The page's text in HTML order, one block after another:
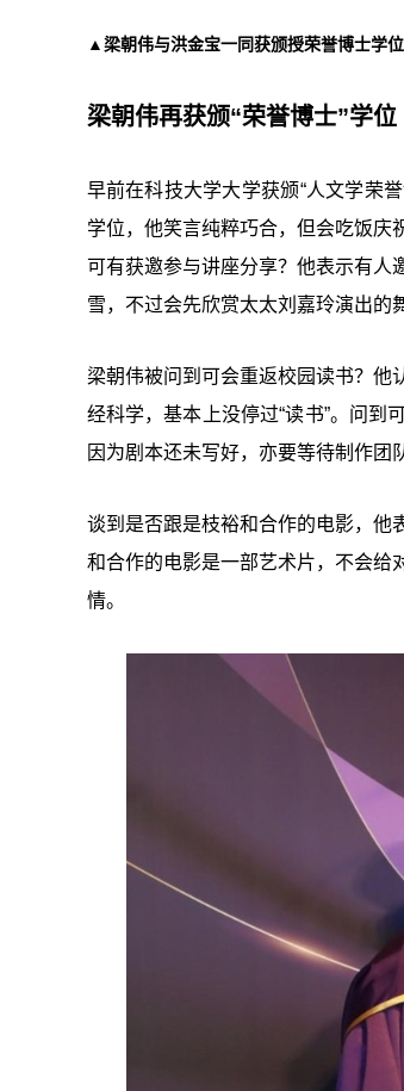
▲梁朝伟与洪金宝一同获颁授荣誉博士学位
梁朝伟再获颁“荣誉博士”学位
早前在科技大学大学获颁“人文学荣
学位，他笑言纯粹巧合，但会吃饭
可有获邀参与讲座分享？他表示有人
雪，不过会先欣赏太太刘嘉玲演出的
梁朝伟被问到可会重返校园读书？
经科学，基本上没停过“读书”。问
因为剧本还未写好，亦要等待制作团
谈到是否跟是枝裕和合作的电影，他
和合作的电影是一部艺术片，不会给
情。